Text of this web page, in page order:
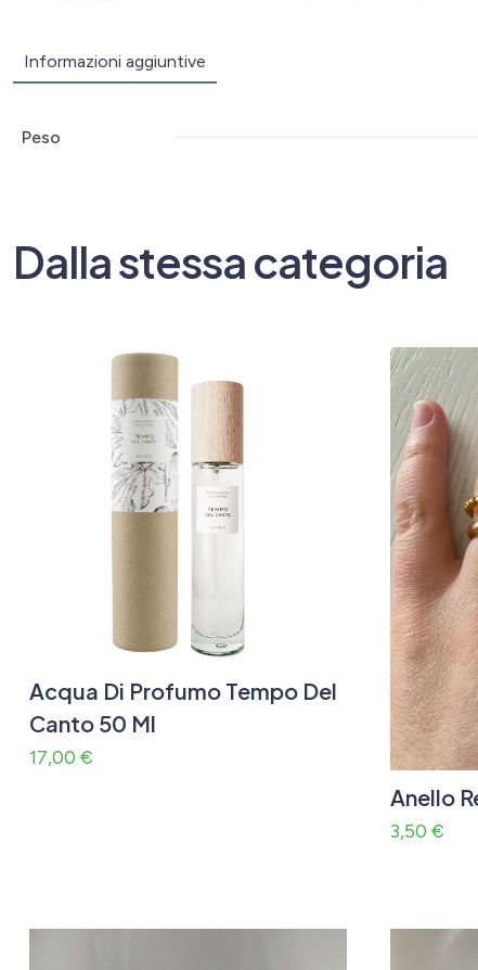
Informazioni aggiuntive
Peso
Dalla stessa categoria
Acqua Di Profumo Tempo Del
Canto 50 Ml
17,00 €
Anello
3,50 €